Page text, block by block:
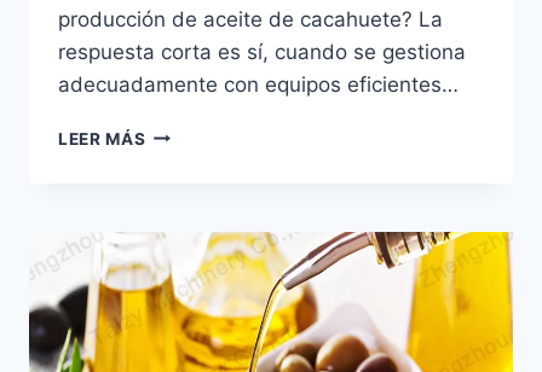
producción de aceite de cacahuete? La
respuesta corta es sí, cuando se gestiona
adecuadamente con equipos eficientes…
LEER MÁS ¿ES
DE
LA
LÍNEA
DE
PRODUCCIÓN